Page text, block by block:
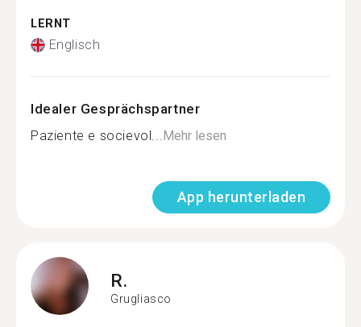
LERNT
Englisch
Idealer Gesprächspartner
Paziente e socievol...Mehr lesen
App herunterladen
R.
Grugliasco